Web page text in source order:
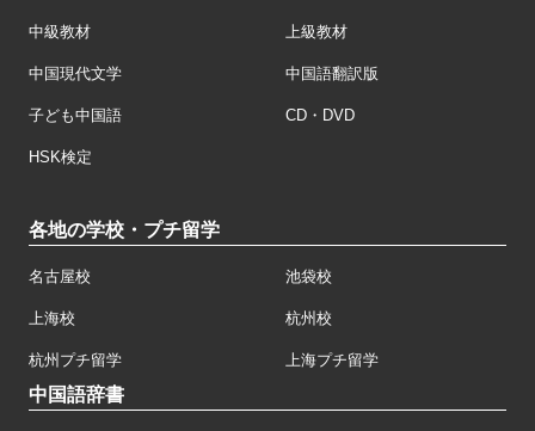
中級教材 上級教材
中国現代文学 中国語翻訳版
子ども中国語 CD・DVD
HSK検定
各地の学校・プチ留学
名古屋校 池袋校
上海校 杭州校
杭州プチ留学 上海プチ留学
中国語辞書